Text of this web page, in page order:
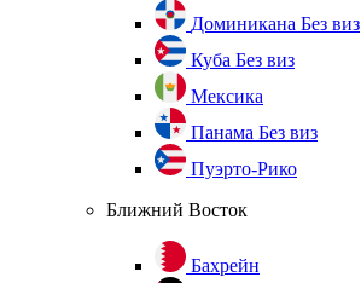
Доминикана Без виз
Куба Без виз
Мексика
Панама Без виз
Пуэрто-Рико
Ближний Восток
Бахрейн